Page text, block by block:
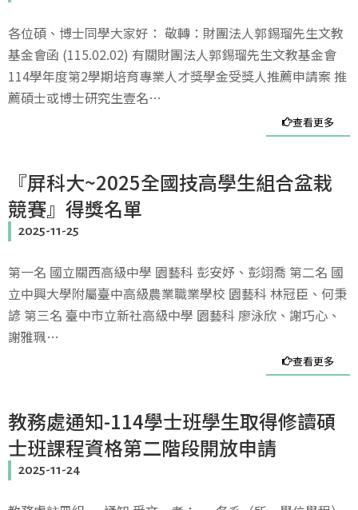
各位碩、博士同學大家好： 敬轉：財團法人郭錫瑠先生文教
基金會函 (115.02.02) 有關財團法人郭錫瑠先生文教基金會
114學年度第2學期培育專業人才獎學金受獎人推薦申請案 推
薦碩士或博士研究生壹名…
查看更多
『屏科大~2025全國技高學生組合盆栽
競賽』得獎名單
2025-11-25
第一名 國立關西高級中學 園藝科 彭安妤、彭翊喬 第二名 國
立中興大學附屬臺中高級農業職業學校 園藝科 林冠臣、何秉
諺 第三名 臺中市立新社高級中學 園藝科 廖泳欣、謝巧心、
謝雅珮…
查看更多
教務處通知-114學士班學生取得修讀碩
士班課程資格第二階段開放申請
2025-11-24